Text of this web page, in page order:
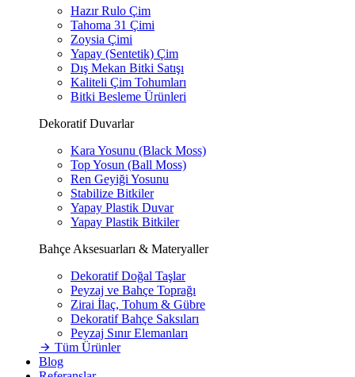
Hazır Rulo Çim
Tahoma 31 Çimi
Zoysia Çimi
Yapay (Sentetik) Çim
Dış Mekan Bitki Satışı
Kaliteli Çim Tohumları
Bitki Besleme Ürünleri
Dekoratif Duvarlar
Kara Yosunu (Black Moss)
Top Yosun (Ball Moss)
Ren Geyiği Yosunu
Stabilize Bitkiler
Yapay Plastik Duvar
Yapay Plastik Bitkiler
Bahçe Aksesuarları & Materyaller
Dekoratif Doğal Taşlar
Peyzaj ve Bahçe Toprağı
Zirai İlaç, Tohum & Gübre
Dekoratif Bahçe Saksıları
Peyzaj Sınır Elemanları
Tüm Ürünler
Blog